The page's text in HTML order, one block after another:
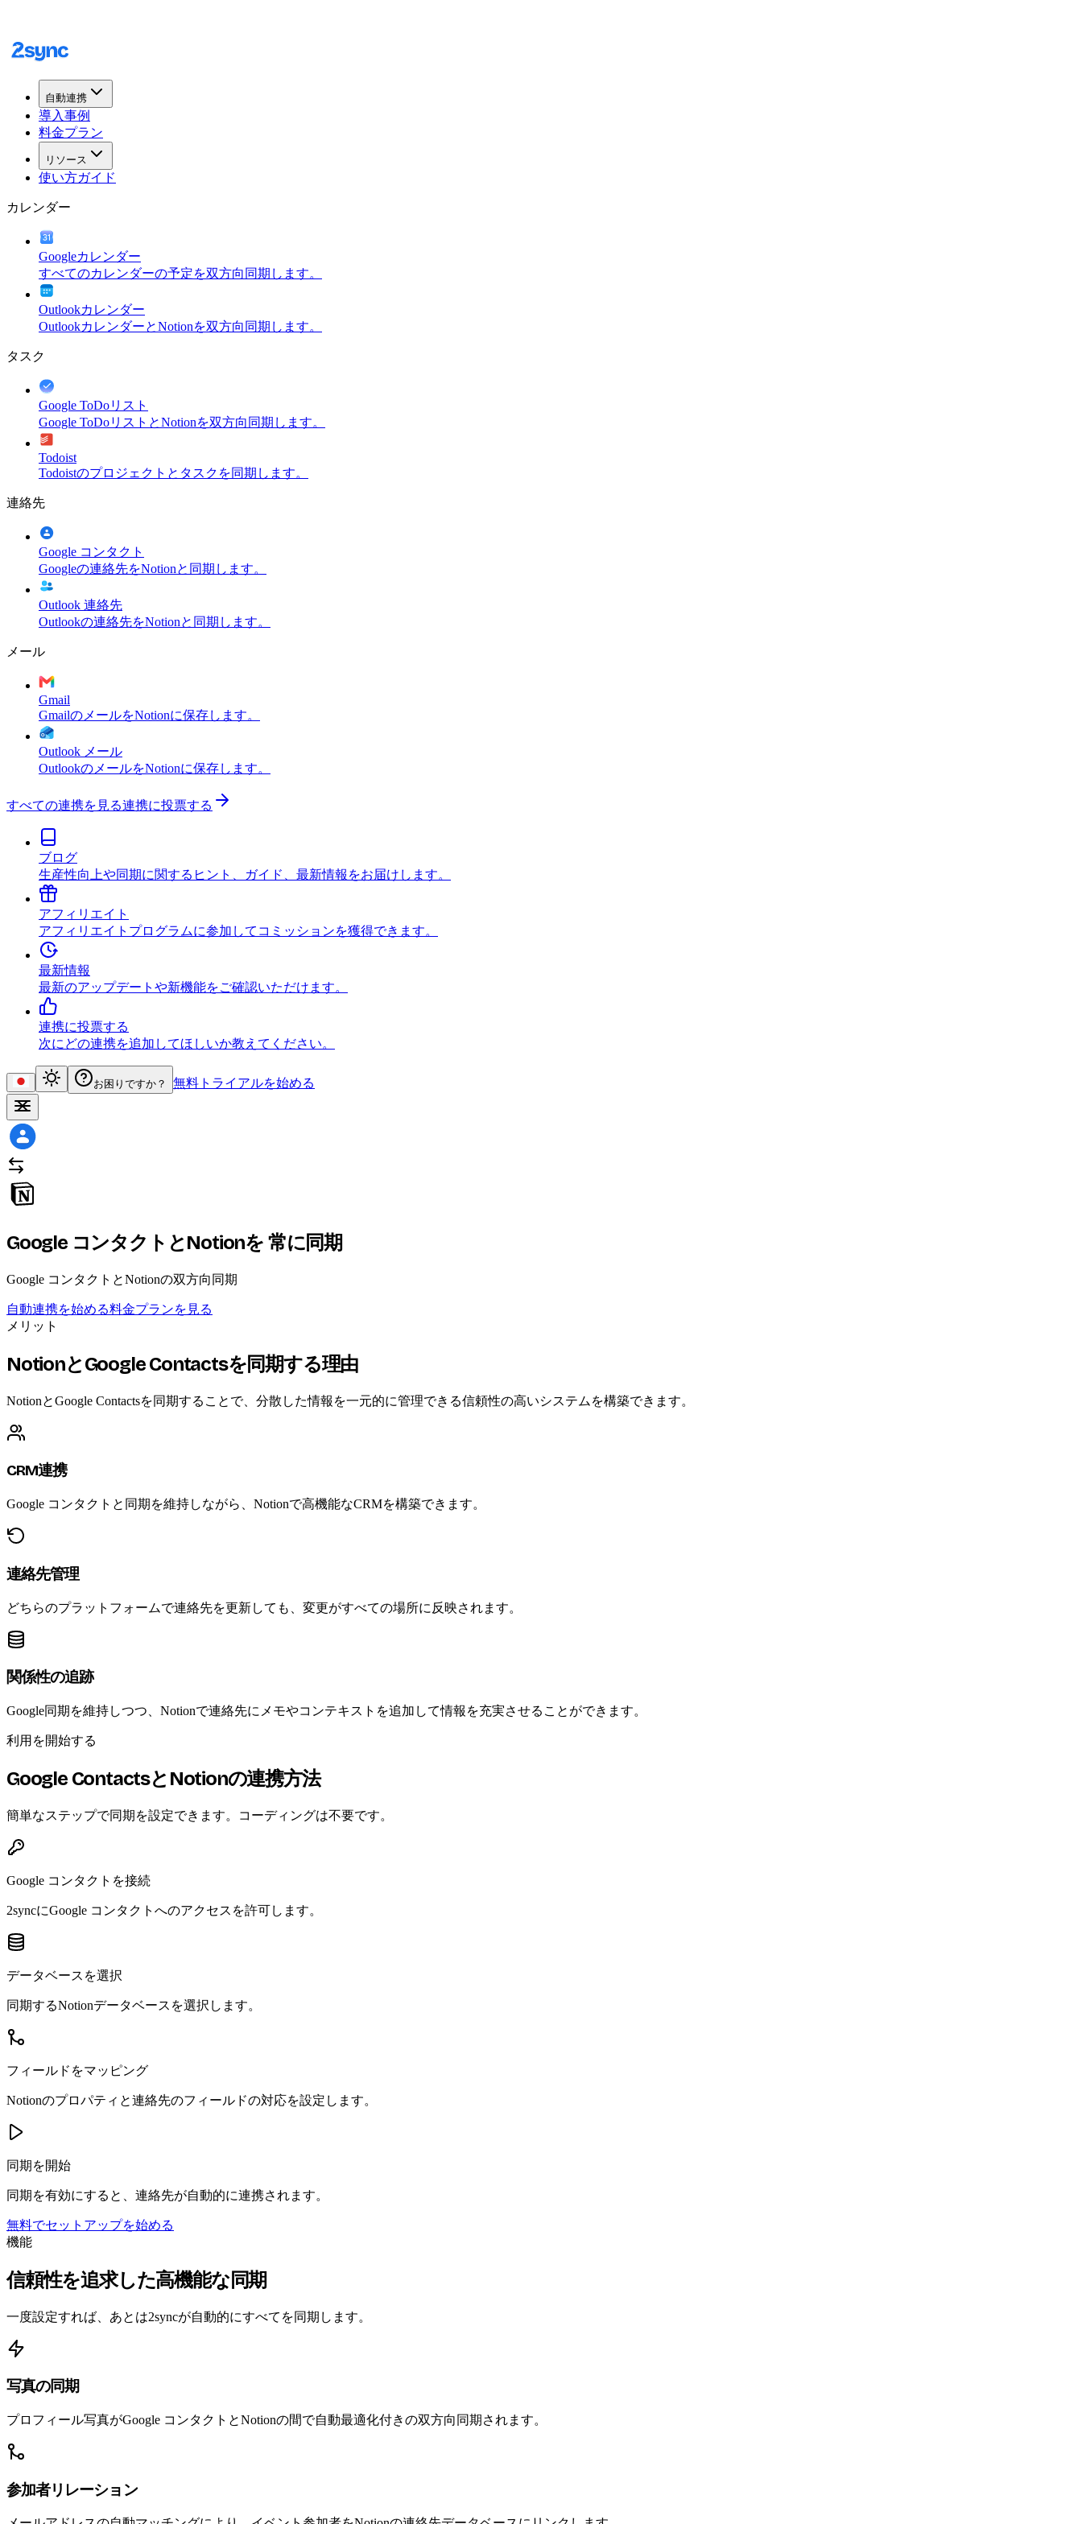
自動連携
導入事例
料金プラン
リソース
使い方ガイド
カレンダー
Googleカレンダー
すべてのカレンダーの予定を双方向同期します。
Outlookカレンダー
OutlookカレンダーとNotionを双方向同期します。
タスク
Google ToDoリスト
Google ToDoリストとNotionを双方向同期します。
Todoist
Todoistのプロジェクトとタスクを同期します。
連絡先
Google コンタクト
Googleの連絡先をNotionと同期します。
Outlook 連絡先
Outlookの連絡先をNotionと同期します。
メール
Gmail
GmailのメールをNotionに保存します。
Outlook メール
OutlookのメールをNotionに保存します。
すべての連携を見る連携に投票する
ブログ
生産性向上や同期に関するヒント、ガイド、最新情報をお届けします。
アフィリエイト
アフィリエイトプログラムに参加してコミッションを獲得できます。
最新情報
最新のアップデートや新機能をご確認いただけます。
連携に投票する
次にどの連携を追加してほしいか教えてください。
お困りですか？ 無料トライアルを始める
Google コンタクトとNotionを 常に同期
Google コンタクトとNotionの双方向同期
自動連携を始める料金プランを見る
メリット
NotionとGoogle Contactsを同期する理由
NotionとGoogle Contactsを同期することで、分散した情報を一元的に管理できる信頼性の高いシステムを構築できます。
CRM連携
Google コンタクトと同期を維持しながら、Notionで高機能なCRMを構築できます。
連絡先管理
どちらのプラットフォームで連絡先を更新しても、変更がすべての場所に反映されます。
関係性の追跡
Google同期を維持しつつ、Notionで連絡先にメモやコンテキストを追加して情報を充実させることができます。
利用を開始する
Google ContactsとNotionの連携方法
簡単なステップで同期を設定できます。コーディングは不要です。
Google コンタクトを接続
2syncにGoogle コンタクトへのアクセスを許可します。
データベースを選択
同期するNotionデータベースを選択します。
フィールドをマッピング
Notionのプロパティと連絡先のフィールドの対応を設定します。
同期を開始
同期を有効にすると、連絡先が自動的に連携されます。
無料でセットアップを始める
機能
信頼性を追求した高機能な同期
一度設定すれば、あとは2syncが自動的にすべてを同期します。
写真の同期
プロフィール写真がGoogle コンタクトとNotionの間で自動最適化付きの双方向同期されます。
参加者リレーション